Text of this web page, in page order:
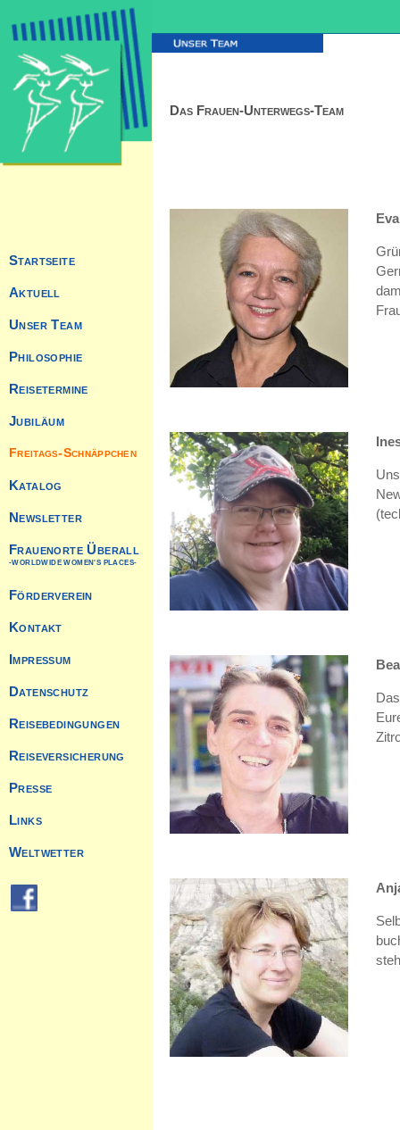
Startseite
Aktuell
Unser Team
Philosophie
Reisetermine
Jubiläum
Freitags-Schnäppchen
Katalog
Newsletter
Frauenorte Überall
-WORLDWIDE WOMEN'S PLACES-
Förderverein
Kontakt
Impressum
Datenschutz
Reisebedingungen
Reiseversicherung
Presse
Links
Weltwetter
Das Frauen-Unterwegs-Team